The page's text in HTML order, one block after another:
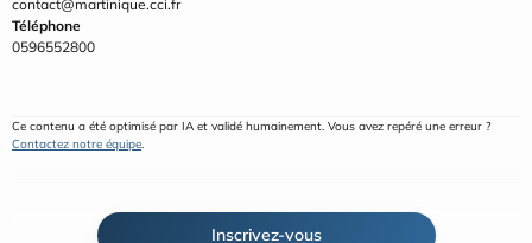
Inscrivez-vous
contact@martinique.cci.fr
Téléphone
0596552800
Contactez notre équipe.